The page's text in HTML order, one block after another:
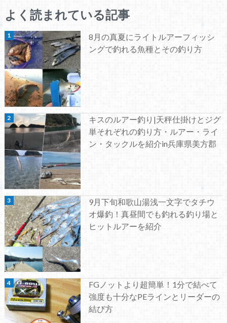
よく読まれている記事
8月の真夏にライトルアーフィッシ
ングで釣れる魚種とその釣り方
キスのルアー釣り|天秤仕掛けとジグ
単それぞれの釣り方・ルアー・ライ
ン・タックルを紹介in兵庫県美方郡
9月下旬和歌山湯浅一文字でタチウ
オ爆釣！真昼間でも釣れる釣り場と
ヒットルアーを紹介
FGノットより超簡単！1分で結べて
強度も十分なPEラインとリーダーの
結び方